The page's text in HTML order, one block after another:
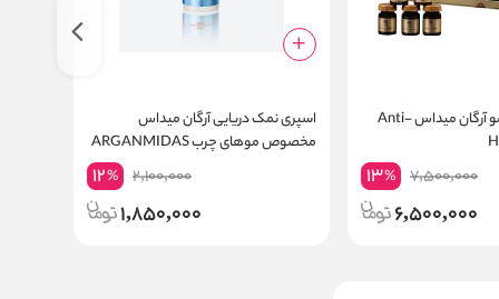
سرم ضد ریزش مو آرگان میداس Anti-
7,500,000
13%
6,500,000
اسپری نمک دریایی آرگان میداس
مخصوص موهای چرب ARGANMIDAS
2,100,000
12%
1,850,000